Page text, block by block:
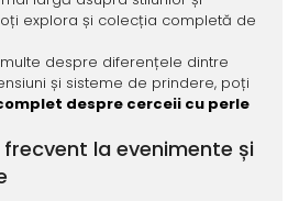
explora și colecția completă de
despre diferențele dintre
și sisteme de prindere, poți
despre cerceii cu perle
la evenimente și